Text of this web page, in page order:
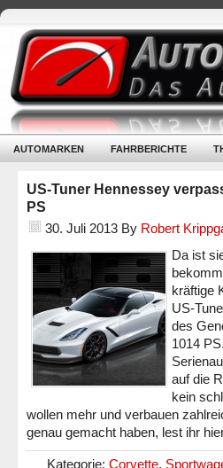
AUTOMARKEN FAHRBERICHTE
US-Tuner Hennessey
PS
30. Juli 2013 By Robert
Da ist
kräftige
US-
des
1014
auf die
kein
wollen mehr und verbauen
genau gemacht haben, lest ihr
Kategorie: Corvette,